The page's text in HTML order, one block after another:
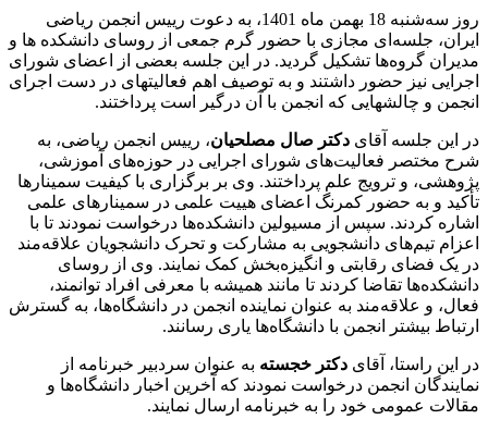
روز سه‌شنبه 18 بهمن ماه 1401، به دعوت رییس انجمن ریاضی
ایران، جلسه‌ای مجازی با حضور گرم جمعی از روسای دانشکده ها و
مدیران گروه‌ها تشکیل گردید. در این جلسه بعضی از اعضای شورای
اجرایی نیز حضور داشتند و به توصیف اهم فعالیتهای در دست اجرای
انجمن و چالشهایی که انجمن با آن درگیر است پرداختند.
در این جلسه آقای دکتر صال مصلحیان، رییس انجمن ریاضی، به
شرح مختصر فعالیت‌های شورای اجرایی در حوزه‌های آموزشی،
پژوهشی، و ترویج علم پرداختند. وی بر برگزاری با کیفیت سمینارها
تأکید و به حضور کمرنگ اعضای هییت علمی در سمینارهای علمی
اشاره کردند. سپس از مسیولین دانشکده‌ها درخواست نمودند تا با
اعزام تیم‌های دانشجویی به مشارکت و تحرک دانشجویان علاقه‌مند
در یک فضای رقابتی و انگیزه‌بخش کمک نمایند. وی از روسای
دانشکده‌ها تقاضا کردند تا مانند همیشه با معرفی افراد توانمند،
فعال، و علاقه‌مند به عنوان نماینده انجمن در دانشگاه‌ها، به گسترش
ارتباط بیشتر انجمن با دانشگاه‌ها یاری رسانند.
در این راستا، آقای دکتر خجسته به عنوان سردبیر خبرنامه از
نمایندگان انجمن درخواست نمودند که آخرین اخبار دانشگاه‌ها و
مقالات عمومی خود را به خبرنامه ارسال نمایند.